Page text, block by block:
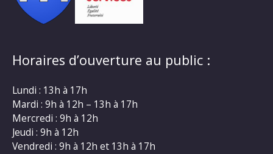
Horaires d’ouverture au public :
Lundi : 13h à 17h
Mardi : 9h à 12h – 13h à 17h
Mercredi : 9h à 12h
Jeudi : 9h à 12h
Vendredi : 9h à 12h et 13h à 17h